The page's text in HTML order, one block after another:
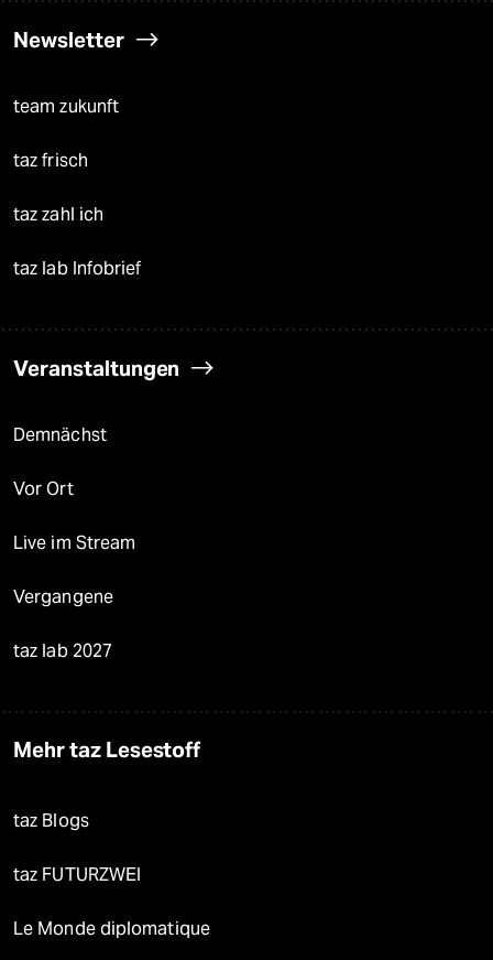
Newsletter
team zukunft
taz frisch
taz zahl ich
taz lab Infobrief
Veranstaltungen
Demnächst
Vor Ort
Live im Stream
Vergangene
taz lab 2027
Mehr taz Lesestoff
taz Blogs
taz FUTURZWEI
Le Monde diplomatique